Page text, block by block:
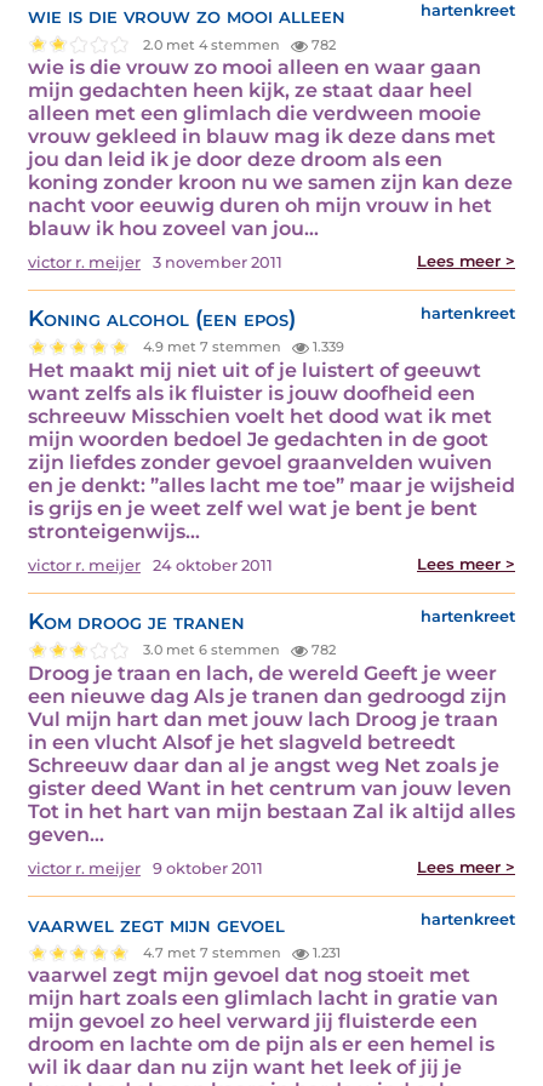
wie is die vrouw zo mooi alleen hartenkreet
2.0 met 4 stemmen 782
wie is die vrouw zo mooi alleen en waar gaan
mijn gedachten heen kijk, ze staat daar heel
alleen met een glimlach die verdween mooie
vrouw gekleed in blauw mag ik deze dans met
jou dan leid ik je door deze droom als een
koning zonder kroon nu we samen zijn kan deze
nacht voor eeuwig duren oh mijn vrouw in het
blauw ik hou zoveel van jou…
victor r. meijer 3 november 2011 Lees meer >
Koning alcohol (een epos) hartenkreet
4.9 met 7 stemmen 1.339
Het maakt mij niet uit of je luistert of geeuwt
want zelfs als ik fluister is jouw doofheid een
schreeuw Misschien voelt het dood wat ik met
mijn woorden bedoel Je gedachten in de goot
zijn liefdes zonder gevoel graanvelden wuiven
en je denkt: ”alles lacht me toe” maar je wijsheid
is grijs en je weet zelf wel wat je bent je bent
stronteigenwijs…
victor r. meijer 24 oktober 2011 Lees meer >
Kom droog je tranen hartenkreet
3.0 met 6 stemmen 782
Droog je traan en lach, de wereld Geeft je weer
een nieuwe dag Als je tranen dan gedroogd zijn
Vul mijn hart dan met jouw lach Droog je traan
in een vlucht Alsof je het slagveld betreedt
Schreeuw daar dan al je angst weg Net zoals je
gister deed Want in het centrum van jouw leven
Tot in het hart van mijn bestaan Zal ik altijd alles
geven…
victor r. meijer 9 oktober 2011 Lees meer >
vaarwel zegt mijn gevoel hartenkreet
4.7 met 7 stemmen 1.231
vaarwel zegt mijn gevoel dat nog stoeit met
mijn hart zoals een glimlach lacht in gratie van
mijn gevoel zo heel verward jij fluisterde een
droom en lachte om de pijn als er een hemel is
wil ik daar dan nu zijn want het leek of jij je